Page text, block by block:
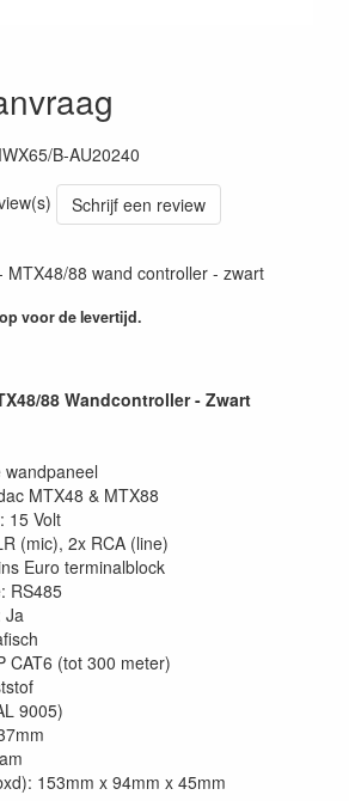
B-AU20240
Schrijf een review
MTX48/88 wand controller - zwart
voor de levertijd.
88 Wandcontroller - Zwart
MTX48 & MTX88
15 Volt
(mic), 2x RCA (line)
Euro terminalblock
RS485
Ja
CAT6 (tot 300 meter)
9005)
153mm x 94mm x 45mm